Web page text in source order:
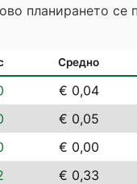
планирането се
Средно
€ 0,04
€ 0,05
€ 0,00
€ 0,33